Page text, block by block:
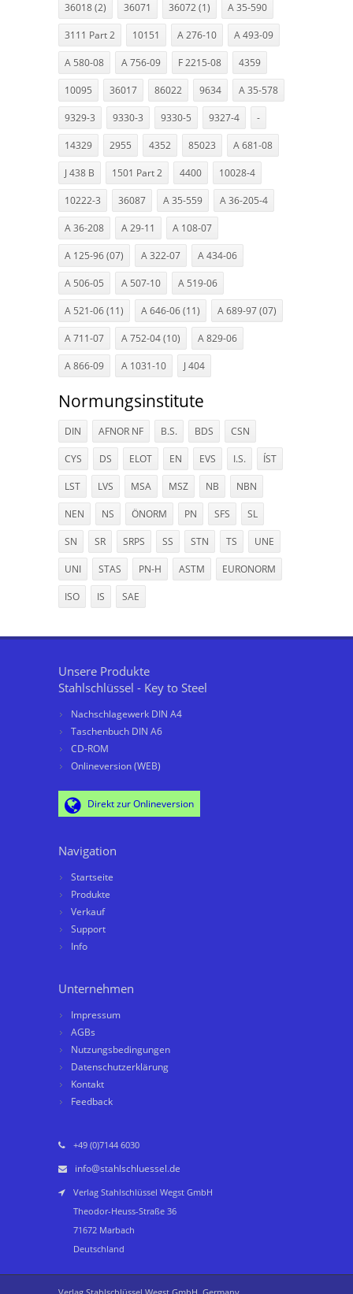
36018 (2) 36071 36072 (1) A 35-590
3111 Part 2 10151 A 276-10 A 493-09
A 580-08 A 756-09 F 2215-08 4359
10095 36017 86022 9634 A 35-578
9329-3 9330-3 9330-5 9327-4 -
14329 2955 4352 85023 A 681-08
J 438 B 1501 Part 2 4400 10028-4
10222-3 36087 A 35-559 A 36-205-4
A 36-208 A 29-11 A 108-07
A 125-96 (07) A 322-07 A 434-06
A 506-05 A 507-10 A 519-06
A 521-06 (11) A 646-06 (11) A 689-97 (07)
A 711-07 A 752-04 (10) A 829-06
A 866-09 A 1031-10 J 404
Normungsinstitute
DIN AFNOR NF B.S. BDS CSN
CYS DS ELOT EN EVS I.S. ÍST
LST LVS MSA MSZ NB NBN
NEN NS ÖNORM PN SFS SL
SN SR SRPS SS STN TS UNE
UNI STAS PN-H ASTM EURONORM
ISO IS SAE
Unsere Produkte
Stahlschlüssel - Key to Steel
Nachschlagewerk DIN A4
Taschenbuch DIN A6
CD-ROM
Onlineversion (WEB)
Direkt zur Onlineversion
Navigation
Startseite
Produkte
Verkauf
Support
Info
Unternehmen
Impressum
AGBs
Nutzungsbedingungen
Datenschutzerklärung
Kontakt
Feedback
+49 (0)7144 6030
info@stahlschluessel.de
Verlag Stahlschlüssel Wegst GmbH
Theodor-Heuss-Straße 36
71672 Marbach
Deutschland